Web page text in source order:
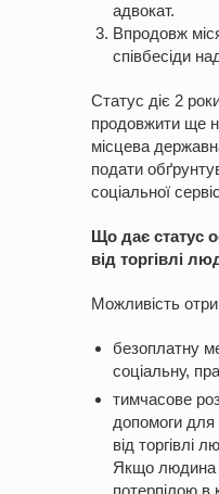
адвокат.
Впродовж
співбесіди
Статус діє 2
продовжити ще
місцева
подати
соціальної
Що дає статус
від торгівлі
Можливість
безоплатну
соціальну,
тимчасове
допомоги для
від торгівлі
Якщо людина
потерпілою в